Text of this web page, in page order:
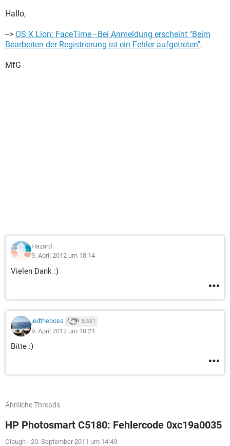
Hallo,
--> OS X Lion: FaceTime - Bei Anmeldung erscheint "Beim
Bearbeiten der Registrierung ist ein Fehler aufgetreten".
MfG
Hazard
9. April 2012 um 18:14
Vielen Dank :)
jedtheboss 5.661
9. April 2012 um 18:24
Bitte :)
Ähnliche Threads
HP Photosmart C5180: Fehlercode 0xc19a0035
Olaugh - 20. September 2011 um 14:49